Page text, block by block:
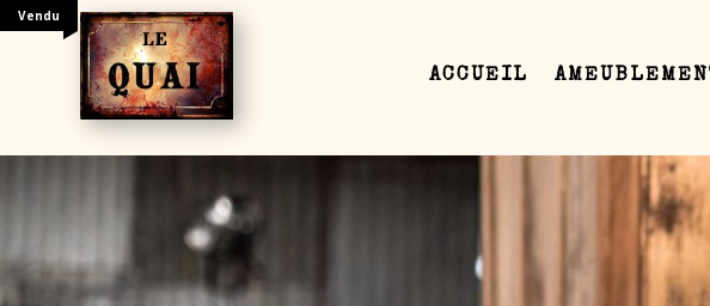
ACCUEIL
Vendu
Your content goes here. Edit or remove this text inline or in the
settings and even apply custom CSS to this text in the module